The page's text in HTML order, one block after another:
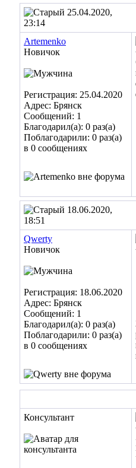
25.04.2020,
23:14
Artemenko
Новичок
Регистрация: 25.04.2020
Адрес: Брянск
Сообщений: 1
Благодарил(а): 0 раз(а)
Поблагодарили: 0 раз(а)
в 0 сообщениях
18.06.2020,
18:51
Qwerty
Новичок
Регистрация: 18.06.2020
Адрес: Брянск
Сообщений: 1
Благодарил(а): 0 раз(а)
Поблагодарили: 0 раз(а)
в 0 сообщениях
Консультант